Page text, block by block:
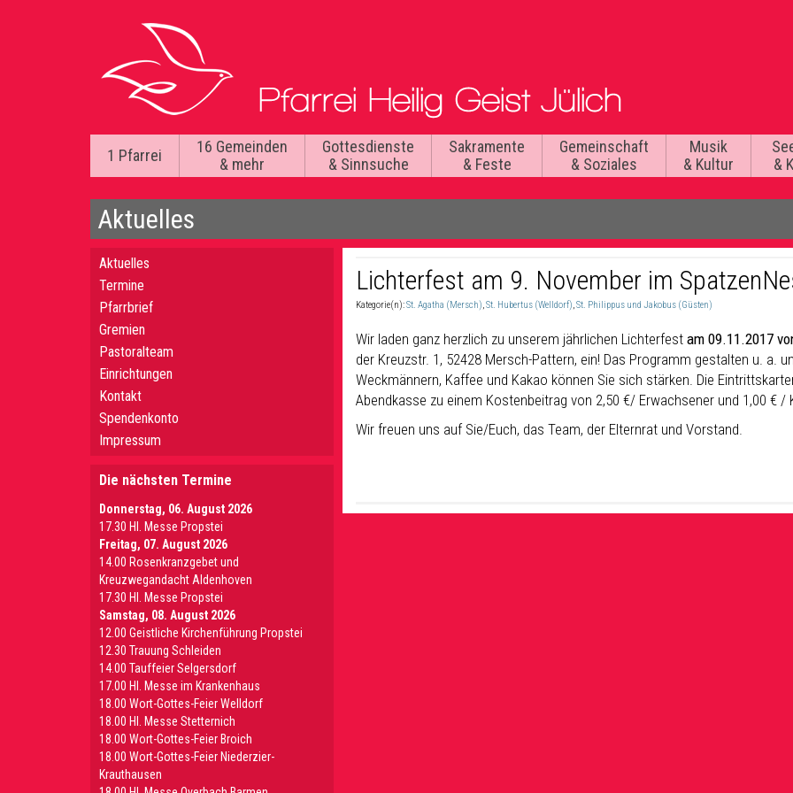
1 Pfarrei
16 Gemeinden
& mehr
Gottesdienste
& Sinnsuche
Sakramente
& Feste
Gemeinschaft
& Soziales
Musik
& Kultur
&
Aktuelles
Lichterfest am 9. November im
Kategorie(n):St. Agatha (Mersch),St. Hubertus (Welldorf),St. Philippus und Jakobus (Güsten)
Wir laden ganz herzlich zu unserem jährlichen Lichterfest am 09.11.2017
der Kreuzstr. 1, 52428 Mersch-Pattern, ein! Das Programm gestalten u. a.
Weckmännern, Kaffee und Kakao können Sie sich stärken. Die
Abendkasse zu einem Kostenbeitrag von 2,50 €/ Erwachsener und 1,00 € /
Wir freuen uns auf Sie/Euch, das Team, der Elternrat und Vorstand.
Aktuelles
Termine
Pfarrbrief
Gremien
Pastoralteam
Einrichtungen
Kontakt
Spendenkonto
Impressum
Die nächsten Termine
Donnerstag, 06. August 2026
17.30 Hl. Messe Propstei
Freitag, 07. August 2026
14.00 Rosenkranzgebet und
Kreuzwegandacht Aldenhoven
17.30 Hl. Messe Propstei
Samstag, 08. August 2026
12.00 Geistliche Kirchenführung Propstei
12.30 Trauung Schleiden
14.00 Tauffeier Selgersdorf
17.00 Hl. Messe im Krankenhaus
18.00 Wort-Gottes-Feier Welldorf
18.00 Hl. Messe Stetternich
18.00 Wort-Gottes-Feier Broich
18.00 Wort-Gottes-Feier Niederzier-
Krauthausen